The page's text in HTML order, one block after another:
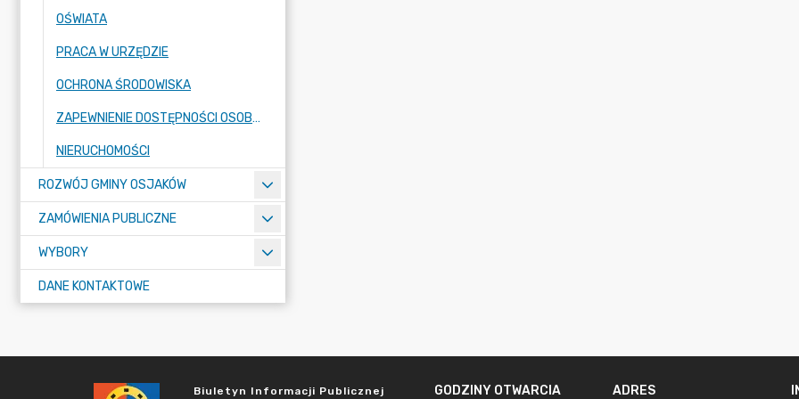
OŚWIATA
PRACA W URZĘDZIE
OCHRONA ŚRODOWISKA
ZAPEWNIENIE DOSTĘPNOŚCI OSOBOM ZE SZCZEGÓLNYMI POTRZEBAMI
NIERUCHOMOŚCI
ROZWÓJ GMINY OSJAKÓW
ZAMÓWIENIA PUBLICZNE
WYBORY
DANE KONTAKTOWE
Biuletyn Informacji Publicznej GODZINY OTWARCIA ADRES